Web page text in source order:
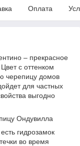
Оплата
– прекрасное
с оттенком
черепицу домов
для частных
выгодно
Ондувилла
гидрозамок
во время